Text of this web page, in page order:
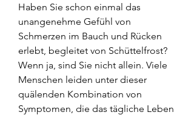
Haben Sie schon einmal das
unangenehme Gefühl von
Schmerzen im Bauch und Rücken
erlebt, begleitet von Schüttelfrost?
Wenn ja, sind Sie nicht allein. Viele
Menschen leiden unter dieser
quälenden Kombination von
Symptomen, die das tägliche Leben